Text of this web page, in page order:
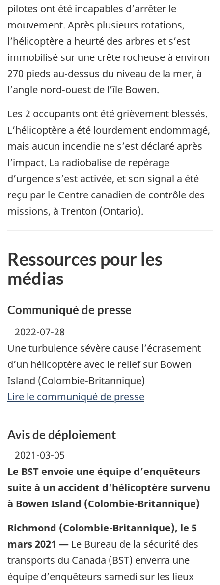
pilotes ont été incapables d’arrêter le
mouvement. Après plusieurs rotations,
l’hélicoptère a heurté des arbres et s’est
immobilisé sur une crête rocheuse à environ
270 pieds au-dessus du niveau de la mer, à
l’angle nord-ouest de l’île Bowen.
Les 2 occupants ont été grièvement blessés.
L’hélicoptère a été lourdement endommagé,
mais aucun incendie ne s’est déclaré après
l’impact. La radiobalise de repérage
d’urgence s’est activée, et son signal a été
reçu par le Centre canadien de contrôle des
missions, à Trenton (Ontario).
Ressources pour les
médias
Communiqué de presse
2022-07-28
Une turbulence sévère cause l’écrasement
d’un hélicoptère avec le relief sur Bowen
Island (Colombie-Britannique)
Lire le communiqué de presse
Avis de déploiement
2021-03-05
Le BST envoie une équipe d’enquêteurs
suite à un accident d'hélicoptère survenu
à Bowen Island (Colombie-Britannique)
Richmond (Colombie-Britannique), le 5
mars 2021 — Le Bureau de la sécurité des
transports du Canada (BST) enverra une
équipe d’enquêteurs samedi sur les lieux